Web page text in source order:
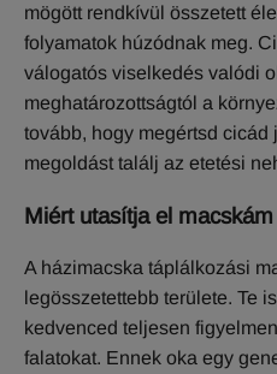
mögött rendkívül összetett
folyamatok húzódnak meg.
válogatós viselkedés valódi
meghatározottságtól a
tovább, hogy megértsd cicád
megoldást találj az etetési
Miért utasítja el
A házimacska táplálkozási
legösszetettebb területe. Te
kedvenced teljesen
falatokat. Ennek oka egy